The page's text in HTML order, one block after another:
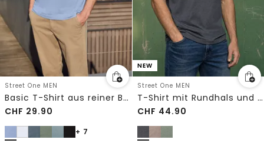
Street One MEN
Basic T-Shirt aus reiner Baumwolle
CHF 29.90
+ 7
NEW
Street One MEN
T-Shirt mit Rundhals und Chestprint
CHF 44.90